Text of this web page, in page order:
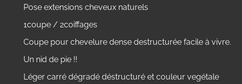
Pose extensions cheveux naturels
1coupe / 2coiffages
Coupe pour chevelure dense destructurée facile à vivre.
Un nid de pie !!
Léger carré dégradé déstructuré et couleur vegétale